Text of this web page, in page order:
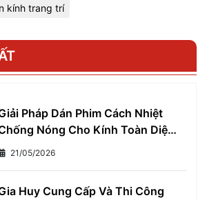
kính trang trí
Pháp Dán Phim Cách Nhiệt
Nóng Cho Kính Toàn Diện
- Giảm Ngay 7°C, Tiết Kiệm 30%
21/05/2026
Huy Cung Cấp Và Thi Công